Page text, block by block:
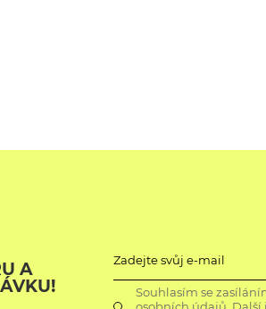
A
Zadejte svůj e-mail
Souhlasím se